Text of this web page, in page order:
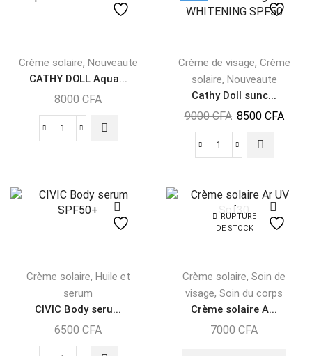
Crème solaire, Nouveaute
CATHY DOLL Aqua...
8000 CFA
Crème de visage, Crème
solaire, Nouveaute
Cathy Doll sunc...
9000CFA 8500 CFA
Crème solaire, Huile et
serum
CIVIC Body seru...
6500 CFA
RUPTURE
DE STOCK
Crème solaire, Soin de
visage, Soin du corps
Crème solaire A...
7000 CFA